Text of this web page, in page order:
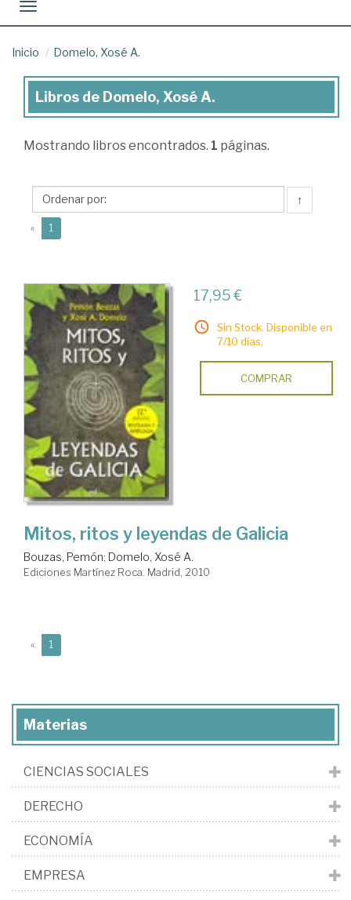
Toggle navigation
Inicio Domelo, Xosé A.
Libros
Domelo,
Libros de Domelo, Xosé A.
Mostrando libros encontrados. 1 páginas.
↑
« 1
17,95 €
Sin Stock. Disponible en
7/10 días.
COMPRAR
Mitos, ritos y leyendas de Galicia
Bouzas, Pemón; Domelo, Xosé A.
Ediciones Martínez Roca. Madrid, 2010
« 1
Materias
CIENCIAS SOCIALES
DERECHO
ECONOMÍA
EMPRESA